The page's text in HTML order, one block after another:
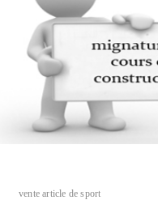
vente article de sport